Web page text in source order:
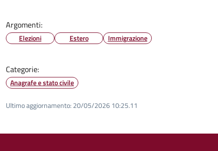
Argomenti:
Elezioni Estero Immigrazione
Categorie:
Anagrafe e stato civile
Ultimo aggiornamento: 20/05/2026 10:25.11